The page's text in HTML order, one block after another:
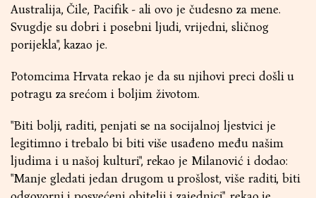
Australija, Čile, Pacifik - ali ovo je čudesno za mene.
Svugdje su dobri i posebni ljudi, vrijedni, sličnog
porijekla", kazao je.
Potomcima Hrvata rekao je da su njihovi preci došli u
potragu za srećom i boljim životom.
"Biti bolji, raditi, penjati se na socijalnoj ljestvici je
legitimno i trebalo bi biti više usađeno među našim
ljudima i u našoj kulturi", rekao je Milanović i dodao:
"Manje gledati jedan drugom u prošlost, više raditi, biti